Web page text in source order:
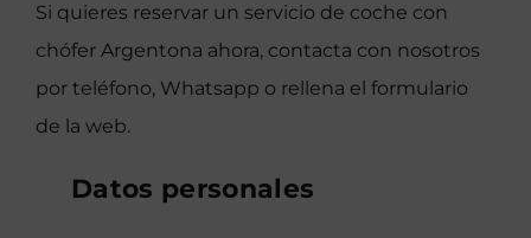
Si quieres reservar un servicio de coche con
chófer Argentona ahora, contacta con nosotros
por teléfono, Whatsapp o rellena el formulario
de la web.
Datos personales